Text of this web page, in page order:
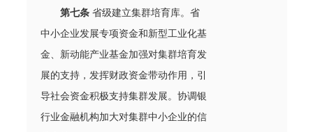
第七条省级建立集群培育库。省
中小企业发展专项资金和新型工业化基
金、新动能产业基金加强对集群培育发
展的支持，发挥财政资金带动作用，引
导社会资金积极支持集群发展。协调银
行业金融机构加大对集群中小企业的信